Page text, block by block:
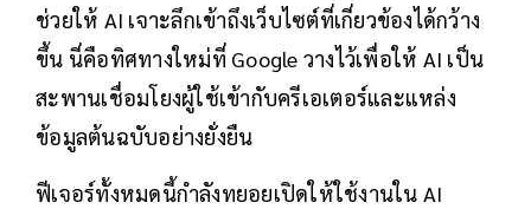
ช่วยให้ AI เจาะลึกเข้าถึงเว็บไซต์ที่เกี่ยวข้องได้กว้าง
ขึ้น นี่คือทิศทางใหม่ที่ Google วางไว้เพื่อให้ AI เป็น
สะพานเชื่อมโยงผู้ใช้เข้ากับครีเอเตอร์และแหล่ง
ข้อมูลต้นฉบับอย่างยั่งยืน
ฟีเจอร์ทั้งหมดนี้กำลังทยอยเปิดให้ใช้งานใน AI